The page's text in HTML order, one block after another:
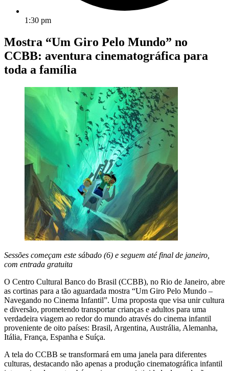
1:30 pm
Mostra “Um Giro Pelo Mundo” no
CCBB: aventura cinematográfica para
toda a família
Sessões começam este sábado (6) e seguem até final de janeiro,
com entrada gratuita
O Centro Cultural Banco do Brasil (CCBB), no Rio de Janeiro, abre
as cortinas para a tão aguardada mostra “Um Giro Pelo Mundo –
Navegando no Cinema Infantil”. Uma proposta que visa unir cultura
e diversão, prometendo transportar crianças e adultos para uma
verdadeira viagem ao redor do mundo através do cinema infantil
proveniente de oito países: Brasil, Argentina, Austrália, Alemanha,
Itália, França, Espanha e Suíça.
A tela do CCBB se transformará em uma janela para diferentes
culturas, destacando não apenas a produção cinematográfica infantil